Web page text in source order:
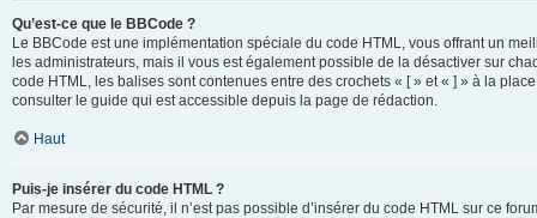
Qu’est-ce que le BBCode ?
Le BBCode est une implémentation spéciale du code HTML, vous offrant un
les administrateurs, mais il vous est également possible de la désactiver sur
code HTML, les balises sont contenues entre des crochets « [ » et « ] » à la
consulter le guide qui est accessible depuis la page de rédaction.
Haut
Puis-je insérer du code HTML ?
Par mesure de sécurité, il n’est pas possible d’insérer du code HTML sur ce